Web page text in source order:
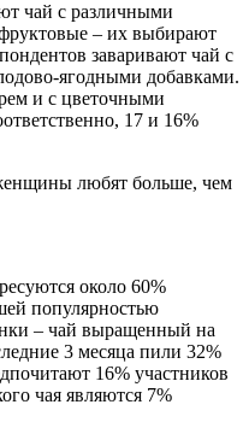
чай с различными
– их выбирают
заваривают чай с
ягодными добавками.
и с цветочными
17 и 16%
любят больше, чем
около 60%
популярностью
– чай выращенный на
3 месяца пили 32%
16% участников
чая являются 7%